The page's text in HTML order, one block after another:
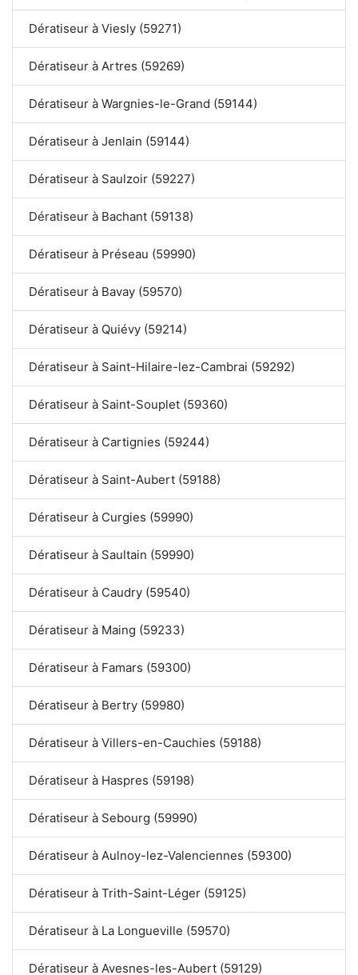
Dératiseur à Viesly (59271)
Dératiseur à Artres (59269)
Dératiseur à Wargnies-le-Grand (59144)
Dératiseur à Jenlain (59144)
Dératiseur à Saulzoir (59227)
Dératiseur à Bachant (59138)
Dératiseur à Préseau (59990)
Dératiseur à Bavay (59570)
Dératiseur à Quiévy (59214)
Dératiseur à Saint-Hilaire-lez-Cambrai (59292)
Dératiseur à Saint-Souplet (59360)
Dératiseur à Cartignies (59244)
Dératiseur à Saint-Aubert (59188)
Dératiseur à Curgies (59990)
Dératiseur à Saultain (59990)
Dératiseur à Caudry (59540)
Dératiseur à Maing (59233)
Dératiseur à Famars (59300)
Dératiseur à Bertry (59980)
Dératiseur à Villers-en-Cauchies (59188)
Dératiseur à Haspres (59198)
Dératiseur à Sebourg (59990)
Dératiseur à Aulnoy-lez-Valenciennes (59300)
Dératiseur à Trith-Saint-Léger (59125)
Dératiseur à La Longueville (59570)
Dératiseur à Avesnes-les-Aubert (59129)